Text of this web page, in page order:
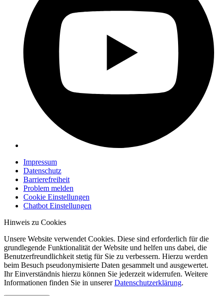
Impressum
Datenschutz
Barrierefreiheit
Problem melden
Cookie Einstellungen
Chatbot Einstellungen
Hinweis zu Cookies
Unsere Website verwendet Cookies. Diese sind erforderlich für die
grundlegende Funktionalität der Website und helfen uns dabei, die
Benutzerfreundlichkeit stetig für Sie zu verbessern. Hierzu werden
beim Besuch pseudonymisierte Daten gesammelt und ausgewertet.
Ihr Einverständnis hierzu können Sie jederzeit widerrufen. Weitere
Informationen finden Sie in unsererDatenschutzerklärung.